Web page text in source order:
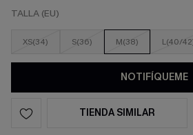
TALLA (EU)
XS(34) S(36) M(38) L(40/
NOTIFÍQUEME
TIENDA SIMILAR